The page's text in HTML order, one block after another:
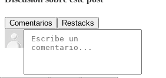
Comentarios Restacks